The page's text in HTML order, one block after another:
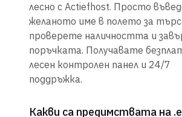
лесно с Actiefhost. Просто
желаното име в полето за
проверете наличността и
поръчката. Получавате
лесен контролен панел и 24/7
поддръжка.
Какви са предимствата на